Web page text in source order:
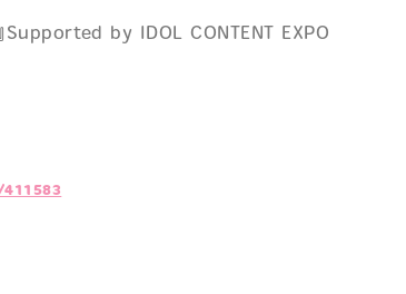
ニッポン
ゆずちゃんのわんダフルラ
Supported by IDOL CONTENT EXPO